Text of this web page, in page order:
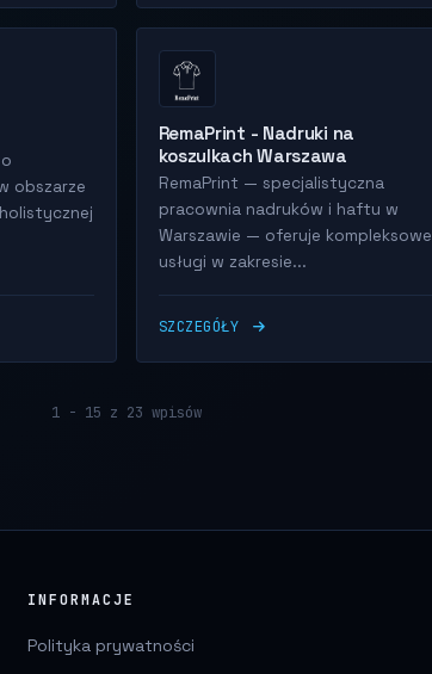
obszarze
RemaPrint - Nadruki na
koszulkach Warszawa
RemaPrint — specjalistyczna
pracownia nadruków i haftu w
Warszawie — oferuje kompleksowe
usługi w zakresie...
SZCZEGÓŁY
1 - 15 z 23 wpisów
INFORMACJE
Polityka prywatności